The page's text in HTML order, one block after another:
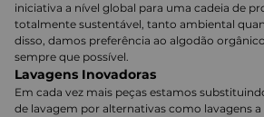
iniciativa a nível global para uma cadeia de
totalmente sustentável, tanto ambiental
disso, damos preferência ao algodão
sempre que possível.
Lavagens Inovadoras
Em cada vez mais peças estamos
de lavagem por alternativas como lavagens a